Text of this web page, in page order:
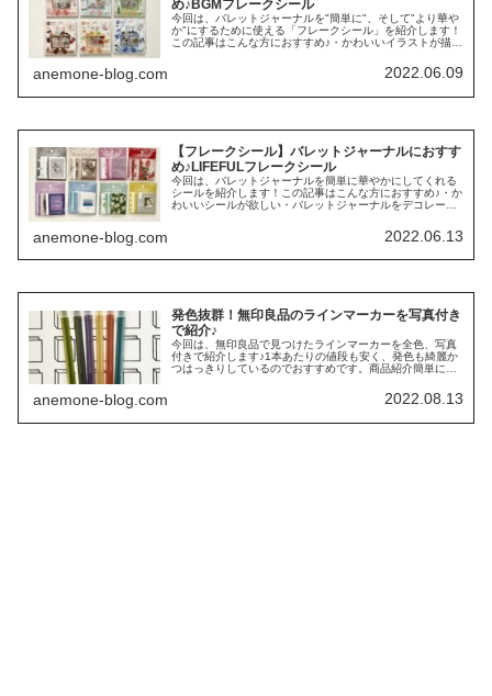
め♪BGMフレークシール
今回は、バレットジャーナルを"簡単に"、そして"より華や
か"にするために使える「フレークシール」を紹介します！
この記事はこんな方におすすめ♪・かわいいイラストが描け
anemone-blog.com 2022.06.09
【フレークシール】バレットジャーナルにおすす
め♪LIFEFULフレークシール
今回は、バレットジャーナルを簡単に華やかにしてくれる
シールを紹介します！この記事はこんな方におすすめ♪・か
わいいシールが欲しい・バレットジャーナルをデコレーシ
anemone-blog.com 2022.06.13
発色抜群！無印良品のラインマーカーを写真付き
で紹介♪
今回は、無印良品で見つけたラインマーカーを全色、写真
付きで紹介します♪1本あたりの値段も安く、発色も綺麗か
つはっきりしているのでおすすめです。商品紹介簡単に商
anemone-blog.com 2022.08.13